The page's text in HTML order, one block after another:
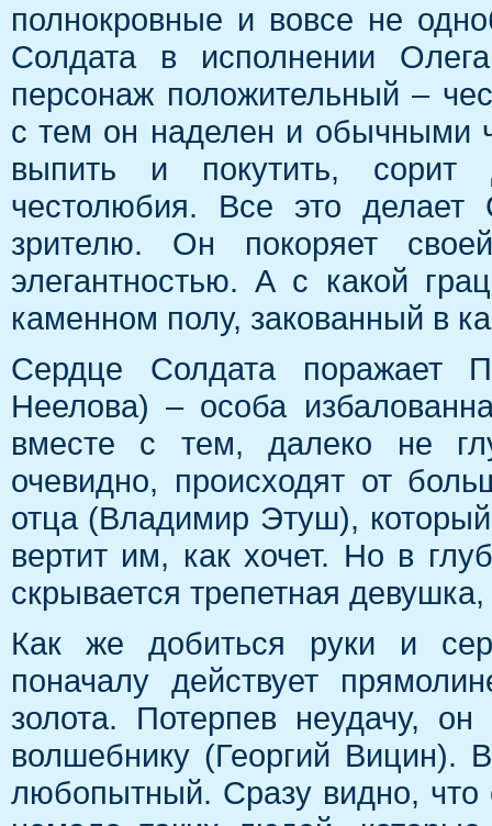
полнокровные и вовсе не
Солдата в исполнении
персонаж положительный –
с тем он наделен и обычными
выпить и покутить, сорит
честолюбия. Все это
зрителю. Он покоряет
элегантностью. А с какой
каменном полу, закованный в
Сердце Солдата поражает
Неелова) – особа
вместе с тем, далеко не
очевидно, происходят от
отца (Владимир Этуш),
вертит им, как хочет. Но в
скрывается трепетная
Как же добиться руки и
поначалу действует
золота. Потерпев неудачу,
волшебнику (Георгий Вицин).
любопытный. Сразу видно, что